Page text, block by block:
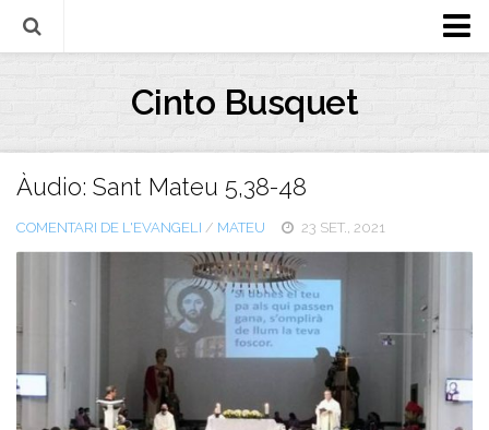
Llibres
Escrits-articles
Notícies
Contacte
Cinto Busquet
Àudio: Sant Mateu 5,38-48
COMENTARI DE L'EVANGELI / MATEU 23 SET., 2021